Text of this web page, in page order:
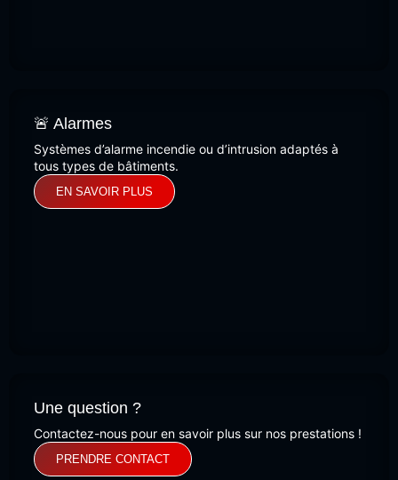
🚨 Alarmes
Systèmes d’alarme incendie ou d’intrusion adaptés à
tous types de bâtiments.
EN SAVOIR PLUS
Une question ?
Contactez-nous pour en savoir plus sur nos prestations !
PRENDRE CONTACT